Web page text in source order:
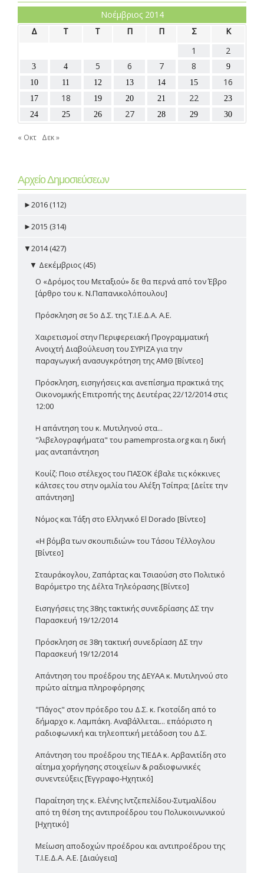
Νοέμβριος 2014
Δ
Τ Τ Π Π Σ
Κ
1
2
3 4 5 6 7 8
9
10
11 12 13 14 15 16
17 18 19 20 21 22
23
24
25 26 27 28 29 30
« Οκτ Δεκ »
Αρχείο Δημοσιεύσεων
►2016 (112)
►2015 (314)
▼2014 (427)
▼ Δεκέμβριος (45)
Ο «Δρόμος του Μεταξιού» δε θα περνά από τον Έβρο
[άρθρο του κ. Ν.Παπανικολόπουλου]
Πρόσκληση σε 5ο Δ.Σ. της Τ.Ι.Ε.Δ.Α. Α.Ε.
Χαιρετισμοί στην Περιφερειακή Προγραμματική
Ανοιχτή Διαβούλευση του ΣΥΡΙΖΑ για την
παραγωγική ανασυγκρότηση της ΑΜΘ [Βίντεο]
Πρόσκληση, εισηγήσεις και ανεπίσημα πρακτικά της
Οικονομικής Επιτροπής της Δευτέρας 22/12/2014 στις
12:00
Η απάντηση του κ. Μυτιληνού στα...
"λιβελογραφήματα" του pamemprosta.org και η δική
μας ανταπάντηση
Κουίζ: Ποιο στέλεχος του ΠΑΣΟΚ έβαλε τις κόκκινες
κάλτσες του στην ομιλία του Αλέξη Τσίπρα; [Δείτε την
απάντηση]
Νόμος και Τάξη στο Ελληνικό El Dorado [Βίντεο]
«Η βόμβα των σκουπιδιών» του Τάσου Τέλλογλου
[Βίντεο]
Σταυράκογλου, Ζαπάρτας και Τσιαούση στο Πολιτικό
Βαρόμετρο της Δέλτα Τηλεόρασης [Βίντεο]
Εισηγήσεις της 38ης τακτικής συνεδρίασης ΔΣ την
Παρασκευή 19/12/2014
Πρόσκληση σε 38η τακτική συνεδρίαση ΔΣ την
Παρασκευή 19/12/2014
Απάντηση του προέδρου της ΔΕΥΑΑ κ. Μυτιληνού στο
πρώτο αίτημα πληροφόρησης
"Πάγος" στον πρόεδρο του Δ.Σ. κ. Γκοτσίδη από το
δήμαρχο κ. Λαμπάκη. Αναβάλλεται... επ΄αόριστο η
ραδιοφωνική και τηλεοπτική μετάδοση του Δ.Σ.
Απάντηση του προέδρου της ΤΙΕΔΑ κ. Αρβανιτίδη στο
αίτημα χορήγησης στοιχείων & ραδιοφωνικές
συνεντεύξεις [Έγγραφο-Ηχητικό]
Παραίτηση της κ. Ελένης Ιντζεπελίδου-Συτμαλίδου
από τη θέση της αντιπροέδρου του Πολυκοινωνικού
[Ηχητικό]
Μείωση αποδοχών προέδρου και αντιπροέδρου της
Τ.Ι.Ε.Δ.Α. Α.Ε. [Διαύγεια]